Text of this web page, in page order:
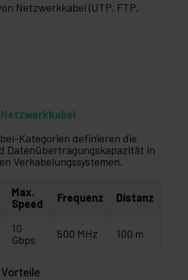
Netzwerkkabel (UTP, FTP,
Kategorien definieren die
Datenübertragungskapazität in
Verkabelungssystemen.
Max.
Speed
Frequenz Distanz
10
Gbps
500 MHz 100 m